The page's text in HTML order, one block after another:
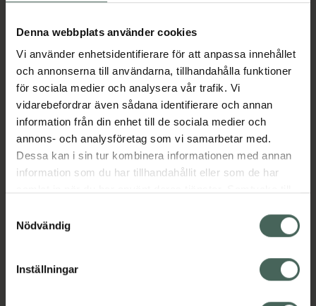
Denna webbplats använder cookies
Vi använder enhetsidentifierare för att anpassa innehållet
och annonserna till användarna, tillhandahålla funktioner
för sociala medier och analysera vår trafik. Vi
vidarebefordrar även sådana identifierare och annan
information från din enhet till de sociala medier och
annons- och analysföretag som vi samarbetar med.
Dessa kan i sin tur kombinera informationen med annan
information som du har tillhandahållit eller som de har
återkalla ditt samtycke via webbplatsens
cookieinställningar. Ett återkallat samtycke påverkar inte
lagligheten av behandling som skett innan återkallelsen.
Nödvändig
Inställningar
Beskrivning Dölj
Läs alltid bipacksedeln innan
användning.
EAN:05055565725399
Visa